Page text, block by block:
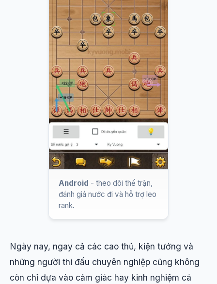
Android - theo dõi thế trận,
đánh giá nước đi và hỗ trợ leo
rank.
Ngày nay, ngay cả các cao thủ, kiện tướng và
những người thi đấu chuyên nghiệp cũng không
còn chỉ dựa vào cảm giác hay kinh nghiệm cá